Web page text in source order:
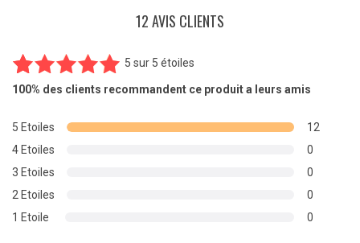
12 AVIS CLIENTS
Noté5.00
basé sur
12
notations
client
5 sur 5 étoiles
100% des clients recommandent ce produit a leurs amis
5 Etoiles
12
4 Etoiles
0
3 Etoiles
0
2 Etoiles
0
1 Etoile
0